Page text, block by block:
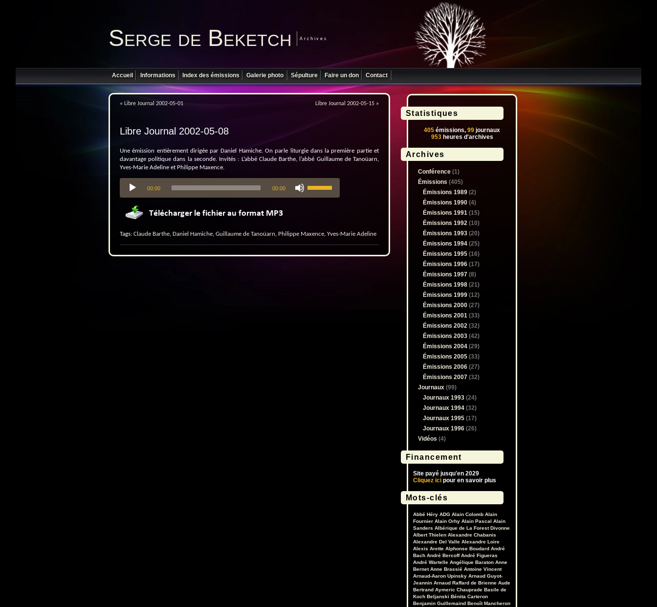
Serge de Beketch Archives
Accueil Informations Index des émissions Galerie photo Sépulture Faire un don Contact
« Libre Journal 2002-05-01 Libre Journal 2002-05-15 »
Libre Journal 2002-05-08
Une émission entièrement dirigée par Daniel Hamiche. On parle liturgie dans la première partie et
davantage politique dans la seconde. Invités : L’abbé Claude Barthe, l’abbé Guillaume de Tanoüarn,
Yves-Marie Adeline et Philippe Maxence.
Lecteur
audio
00:00 00:00
les
flèches
volume.
Tags: Claude Barthe, Daniel Hamiche, Guillaume de Tanoüarn, Philippe Maxence, Yves-Marie Adeline
Statistiques
405 émissions, 99 journaux
953heures d'archives
Archives
Conférence (1)
Émissions (405)
Émissions 1989 (2)
Émissions 1990 (4)
Émissions 1991 (15)
Émissions 1992 (10)
Émissions 1993 (20)
Émissions 1994 (25)
Émissions 1995 (16)
Émissions 1996 (17)
Émissions 1997 (8)
Émissions 1998 (21)
Émissions 1999 (12)
Émissions 2000 (27)
Émissions 2001 (33)
Émissions 2002 (32)
Émissions 2003 (42)
Émissions 2004 (29)
Émissions 2005 (33)
Émissions 2006 (27)
Émissions 2007 (32)
Journaux (99)
Journaux 1993 (24)
Journaux 1994 (32)
Journaux 1995 (17)
Journaux 1996 (26)
Vidéos (4)
Financement
Site payé jusqu'en 2029
Cliquez ici pour en savoir plus
Mots-clés
Abbé Héry ADG Alain Colomb Alain
Fournier Alain Orhy Alain Pascal Alain
Sanders Albérique de La Forest Divonne
Albert Thielen Alexandre Chabanis
Alexandre Del Valle Alexandre Loire
Alexis Arette Alphonse Boudard André
Bach André Bercoff André Figueras
André Wartelle Angélique Baraton Anne
Bernet Anne Brassié Antoine Vincent
Arnaud-Aaron Upinsky Arnaud Guyot-
Jeannin Arnaud Raffard de Brienne Aude
Bertrand Aymeric Chauprade Basile de
Koch Beljanski Bénita Carteron
Benjamin Guillemaind Benoît Mancheron